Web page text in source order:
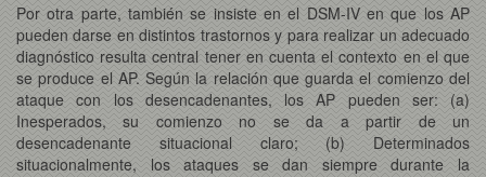
Por otra parte, también se insiste en el DSM-IV en que los AP
pueden darse en distintos trastornos y para realizar un adecuado
diagnóstico resulta central tener en cuenta el contexto en el que
se produce el AP. Según la relación que guarda el comienzo del
ataque con los desencadenantes, los AP pueden ser: (a)
Inesperados, su comienzo no se da a partir de un
desencadenante situacional claro; (b) Determinados
situacionalmente, los ataques se dan siempre durante la